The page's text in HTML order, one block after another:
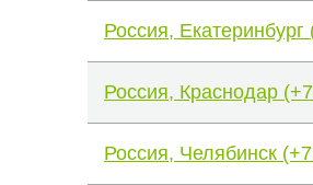
Россия, Екатеринбург
Россия, Краснодар
Россия, Челябинск